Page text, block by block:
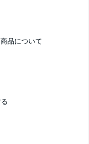
品について